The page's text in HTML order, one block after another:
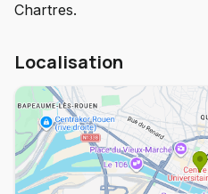
Chartres.
Localisation